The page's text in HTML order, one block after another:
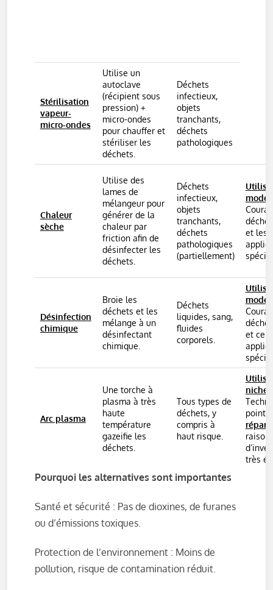
Stérilisation
vapeur-
micro-ondes
Utilise un
autoclave
(récipient sous
pression) +
micro-ondes
pour chauffer et
stériliser les
déchets.
Déchets
infectieux,
objets
tranchants,
déchets
pathologiques
Chaleur
sèche
Utilise des
lames de
mélangeur pour
générer de la
chaleur par
friction afin de
désinfecter les
déchets.
Déchets
infectieux,
objets
tranchants,
déchets
pathologiques
(partiellement)
et les
Désinfection
chimique
Broie les
déchets et les
mélange à un
désinfectant
chimique.
Déchets
liquides, sang,
fluides
corporels.
et
Arc plasma
Une torche à
plasma à très
haute
température
gazeifie les
déchets.
Tous types de
déchets, y
compris à
haut risque.
niche.
raison
très
Pourquoi les alternatives sont importantes
Santé et sécurité : Pas de dioxines, de furanes
ou d’émissions toxiques.
Protection de l’environnement : Moins de
pollution, risque de contamination réduit.